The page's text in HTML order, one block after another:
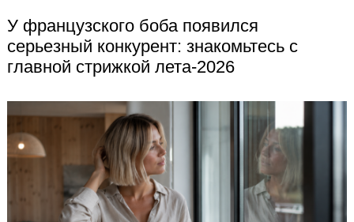
У французского боба появился
серьезный конкурент: знакомьтесь с
главной стрижкой лета-2026